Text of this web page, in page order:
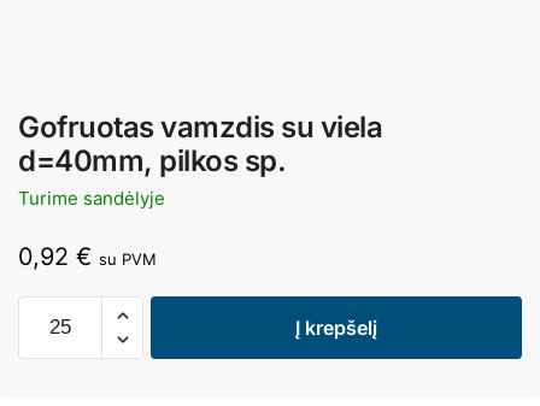
Gofruotas vamzdis su viela
d=40mm, pilkos sp.
Turime sandėlyje
0,92 € su PVM
Į krepšelį